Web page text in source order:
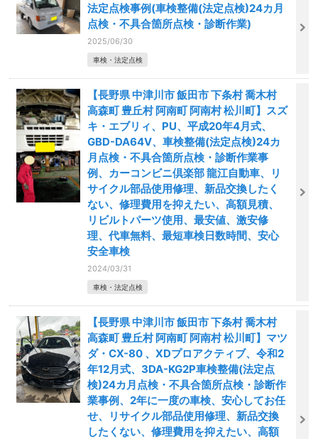
法定点検事例(車検整備(法定点検)24カ月
点検・不具合箇所点検・診断作業)
2025/06/30
車検・法定点検
【長野県 中津川市 飯田市 下条村 喬木村
高森町 豊丘村 阿南町 阿南村 松川町】スズ
キ・エブリィ、PU、平成20年4月式、
GBD-DA64V、車検整備(法定点検)24カ
月点検・不具合箇所点検・診断作業事
例、カーコンビニ倶楽部 龍江自動車、リ
サイクル部品使用修理、新品交換したく
ない、修理費用を抑えたい、高額見積、
リビルトパーツ使用、最安値、激安修
理、代車無料、最短車検日数時間、安心
安全車検
2024/03/31
車検・法定点検
【長野県 中津川市 飯田市 下条村 喬木村
高森町 豊丘村 阿南町 阿南村 松川町】マツ
ダ・CX-80 、XDプロアクティブ、令和2
年12月式、3DA-KG2P車検整備(法定点
検)24カ月点検・不具合箇所点検・診断作
業事例、2年に一度の車検、安心してお任
せ、リサイクル部品使用修理、新品交換
したくない、修理費用を抑えたい、高額